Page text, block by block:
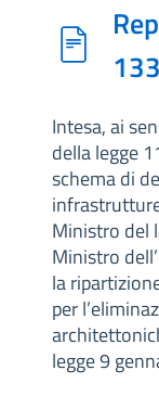
Intesa, ai
della legge
schema di
Ministro del
Ministro
la
per
legge 9